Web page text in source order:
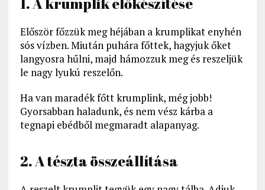
Először főzzük meg héjában a krumplikat enyhén
sós vízben. Miután puhára főttek, hagyjuk őket
langyosra hűlni, majd hámozzuk meg és reszeljük
le nagy lyukú reszelőn.
Ha van maradék főtt krumplink, még jobb!
Gyorsabban haladunk, és nem vész kárba a
tegnapi ebédből megmaradt alapanyag.
2. A tészta összeállítása